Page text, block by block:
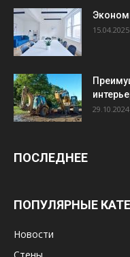
15.04.2025
29.10.2024
ПОСЛЕДНЕЕ
ПОПУЛЯРНЫЕ
Новости
Стены